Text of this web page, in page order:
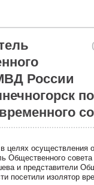
России
целях осуществления
Общественного
и представители
посетили изолятор